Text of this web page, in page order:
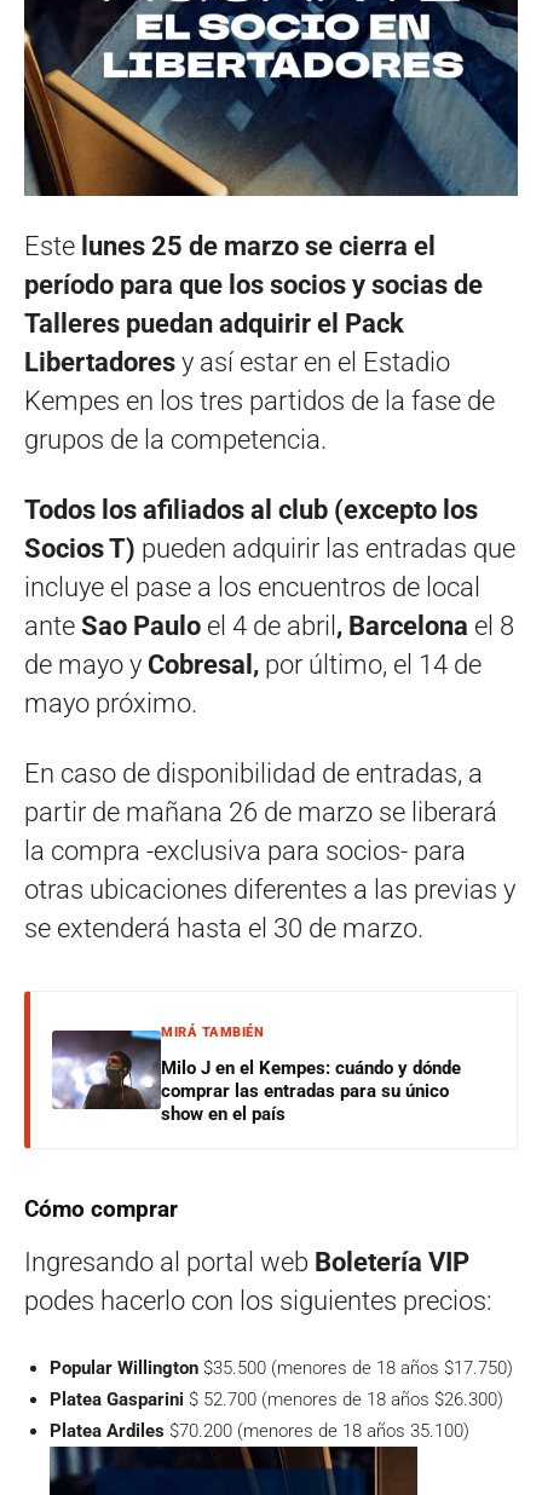
Este lunes 25 de marzo se cierra el
período para que los socios y socias de
Talleres puedan adquirir el Pack
Libertadores y así estar en el Estadio
Kempes en los tres partidos de la fase de
grupos de la competencia.
Todos los afiliados al club (excepto los
Socios T) pueden adquirir las entradas que
incluye el pase a los encuentros de local
ante Sao Paulo el 4 de abril , Barcelona el 8
de mayo y Cobresal, por último, el 14 de
mayo próximo.
En caso de disponibilidad de entradas, a
partir de mañana 26 de marzo se liberará
la compra -exclusiva para socios- para
otras ubicaciones diferentes a las previas y
se extenderá hasta el 30 de marzo.
MIRÁ TAMBIÉN
Milo J en el Kempes: cuándo y dónde
comprar las entradas para su único
show en el país
Cómo comprar
Ingresando al portal web Boletería VIP
podes hacerlo con los siguientes precios:
Popular Willington $35.500 (menores de 18 años $17.750)
Platea Gasparini $ 52.700 (menores de 18 años $26.300)
Platea Ardiles $70.200 (menores de 18 años 35.100)